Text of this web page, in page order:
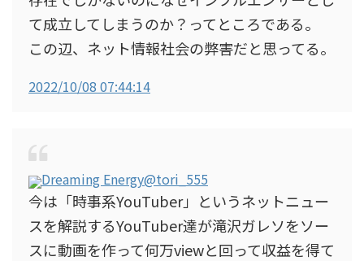
て成立してしまうのか？ってところである。
この辺、ネット情報社会の弊害だと思ってる。
2022/10/08 07:44:14
Dreaming Energy@tori_555
今は「時事系YouTuber」というネットニュー
スを解説するYouTuber達が滝沢ガレソをソー
スに動画を作って何万viewと回って収益を得て